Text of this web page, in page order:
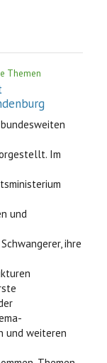
Themen
Im
und
ihre
und weiteren